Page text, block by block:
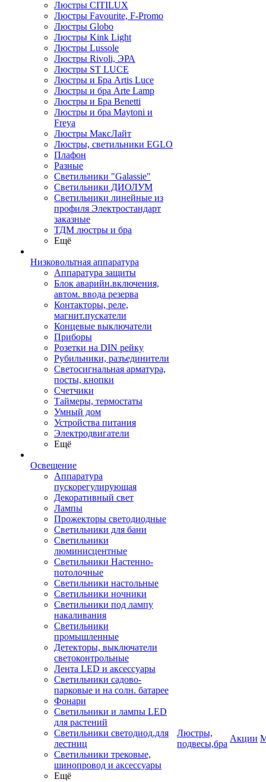
Люстры CITILUX
Люстры Favourite, F-Promo
Люстры Globo
Люстры Kink Light
Люстры Lussole
Люстры Rivoli, ЭРА
Люстры ST LUCE
Люстры и Бра Artis Luce
Люстры и бра Arte Lamp
Люстры и Бра Benetti
Люстры и бра Maytoni и
Freya
Люстры МаксЛайт
Люстры, светильники EGLO
Плафон
Разные
Светильники "Galassie"
Светильники ДИОЛУМ
Светильники линейные из
профиля Электростандарт
заказные
ТДМ люстры и бра
Ещё
Низковольтная аппаратура
Аппаратура защиты
Блок аварийн.включения,
автом. ввода резерва
Контакторы, реле,
магнит.пускатели
Концевые выключатели
Приборы
Розетки на DIN рейку
Рубильники, разъединители
Светосигнальная арматура,
посты, кнопки
Счетчики
Таймеры, термостаты
Умный дом
Устройства питания
Электродвигатели
Ещё
Освещение
Аппаратура
пускорегулирующая
Декоративный свет
Лампы
Прожекторы светодиодные
Светильники для бани
Светильники
люминисцентные
Светильники Настенно-
потолочные
Светильники настольные
Светильники ночники
Светильники под лампу
накаливания
Светильники
промышленные
Детекторы, выключатели
светоконтрольные
Лента LED и аксессуары
Светильники садово-
парковые и на солн. батарее
Фонари
Светильники и лампы LED
для растений
Светильники светодиод.для
лестниц
Светильники трековые,
шинопровод и аксессуары
Ещё
Люстры,
подвесы,бра
Акции